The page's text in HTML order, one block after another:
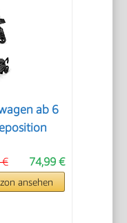
ab 6
74,99 €
ansehen